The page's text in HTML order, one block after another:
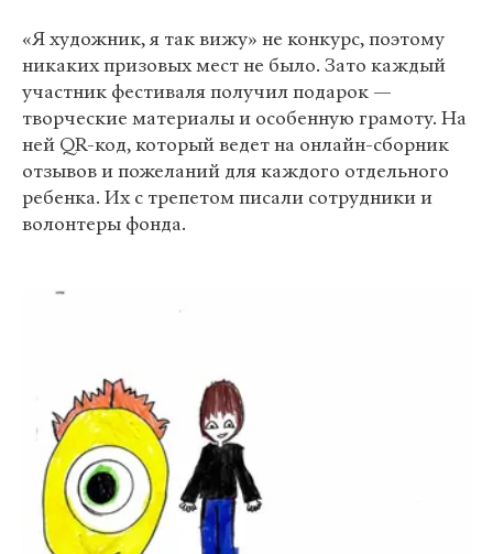
«Я художник, я так вижу» не конкурс, поэтому
никаких призовых мест не было. Зато каждый
участник фестиваля получил подарок —
творческие материалы и особенную грамоту. На
ней QR-код, который ведет на онлайн-сборник
отзывов и пожеланий для каждого отдельного
ребенка. Их с трепетом писали сотрудники и
волонтеры фонда.